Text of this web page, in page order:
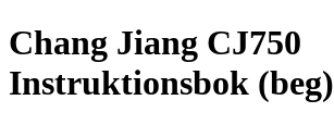
Chang Jiang CJ750
Instruktionsbok (beg)